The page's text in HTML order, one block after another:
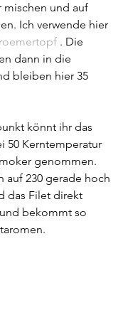
und auf
Ich verwende hier
. Die
dann in die
bleiben hier 35
könnt ihr das
50 Kerntemperatur
genommen.
auf 230 gerade hoch
das Filet direkt
bekommt so